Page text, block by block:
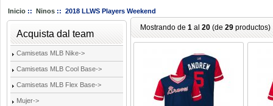
Inicio :: Ninos :: 2018 LLWS Players Weekend
Acquista dal team
Camisetas MLB Nike->
Camisetas MLB Cool Base->
Camisetas MLB Flex Base->
Mujer->
Mostrando de 1 al 20 (de 29 productos)